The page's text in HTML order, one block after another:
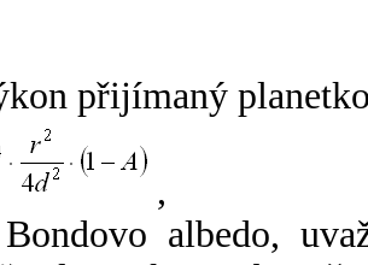
přijímaný
,
albedo,